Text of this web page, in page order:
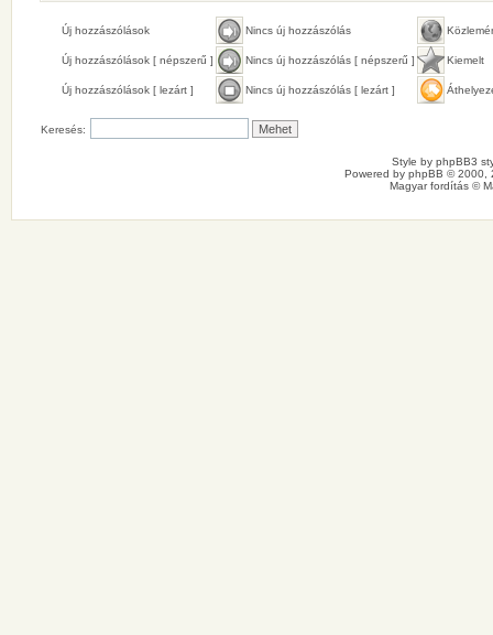
Új hozzászólások Nincs új hozzászólás
Új hozzászólások [ népszerű ] Nincs új hozzászólás [ népszerű ] Kiemelt
Új hozzászólások [ lezárt ] Nincs új hozzászólás [ lezárt ]
Keresés:
Style by phpBB3
Powered by phpBB © 2000,
Magyar fordítás ©